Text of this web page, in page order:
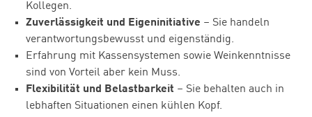
Kollegen.
Zuverlässigkeit und Eigeninitiative – Sie handeln
verantwortungsbewusst und eigenständig.
Erfahrung mit Kassensystemen sowie Weinkenntnisse
sind von Vorteil aber kein Muss.
Flexibilität und Belastbarkeit – Sie behalten auch in
lebhaften Situationen einen kühlen Kopf.